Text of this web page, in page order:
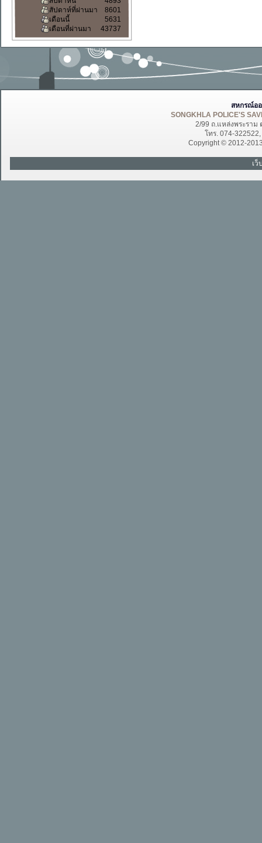
สัปดาห์ที่ผ่านมา
8601
เดือนนี้
5631
เดือนที่ผ่านมา
43737
สหกรณ์อ
SONGKHLA POLICE'S
2/99 ถ.แหล่งพระราม
โทร. 074-
Copyright © 2012-
เ